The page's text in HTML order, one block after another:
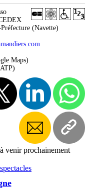
(Navette)
Maps)
venir prochainement